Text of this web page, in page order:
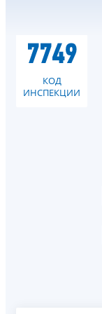
7749
КОД
ИНСПЕКЦИИ